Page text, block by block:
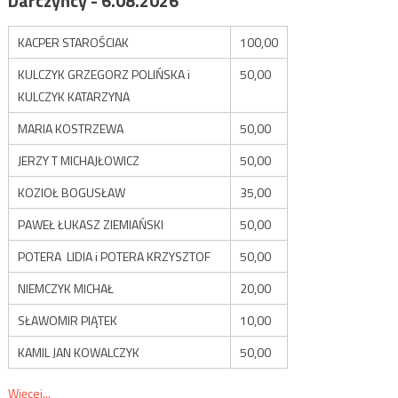
KACPER STAROŚCIAK
100,00
KULCZYK GRZEGORZ POLIŃSKA i
KULCZYK KATARZYNA
50,00
MARIA KOSTRZEWA
50,00
JERZY T MICHAJŁOWICZ
50,00
KOZIOŁ BOGUSŁAW
35,00
PAWEŁ ŁUKASZ ZIEMIAŃSKI
50,00
POTERA LIDIA i POTERA KRZYSZTOF
50,00
NIEMCZYK MICHAŁ
20,00
SŁAWOMIR PIĄTEK
10,00
KAMIL JAN KOWALCZYK
50,00
Więcej...